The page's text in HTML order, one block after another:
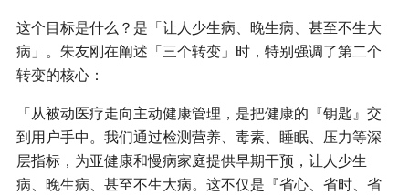
这个目标是什么？是「让人少生病、晚生病、甚至不生大
病」。朱友刚在阐述「三个转变」时，特别强调了第二个
转变的核心：
「从被动医疗走向主动健康管理，是把健康的『钥匙』交
到用户手中。我们通过检测营养、毒素、睡眠、压力等深
层指标，为亚健康和慢病家庭提供早期干预，让人少生
病、晚生病、甚至不生大病。这不仅是『省心、省时、省